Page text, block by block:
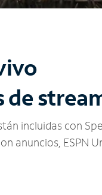
de
incluidas con
anuncios, ESPN